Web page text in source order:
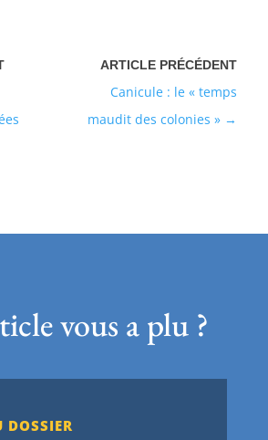
Canicule : le « temps
maudit des colonies »
vous a plu ?
DOSSIER